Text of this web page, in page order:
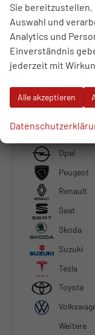
Jeep
Kia
Opel
Peugeot
Renault
Seat
Skoda
Suzuki
Tesla
Toyota
Weitere
Sie
Auswahl und
Analytics und
Einverständnis
jederzeit mit
Alle akzeptieren